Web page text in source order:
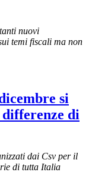
nuovi
temi fiscali ma non
si
di
dai Csv per il
di tutta Italia